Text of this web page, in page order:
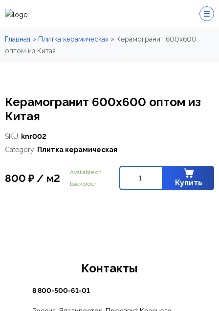
Главная » Плитка керамическая » Керамогранит 600х600
оптом из Китая
Керамогранит 600х600 оптом из
Китая
SKU: knr002
Category: Плитка керамическая
800 ₽ / м2
Available on
backorder
Керамогранит
600х600
Купить
Контакты
8 800-500-61-01